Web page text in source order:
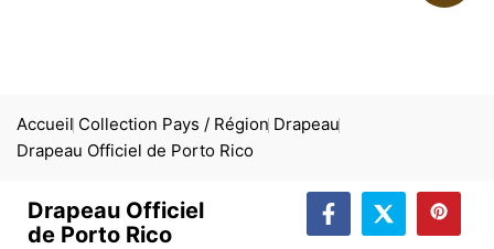
Accueil Collection Pays / Région Drapeau
Drapeau Officiel de Porto Rico
Drapeau Officiel
de Porto Rico